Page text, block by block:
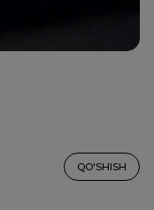
QO'SHISH